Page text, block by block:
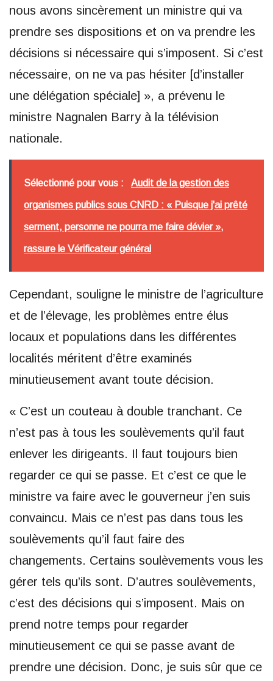
nous avons sincèrement un ministre qui va
prendre ses dispositions et on va prendre les
décisions si nécessaire qui s’imposent. Si c’est
nécessaire, on ne va pas hésiter [d’installer
une délégation spéciale] », a prévenu le
ministre Nagnalen Barry à la télévision
nationale.
Sélectionné pour vous : Audit de la gestion des
organismes publics sous CNRD : « Puisque j'ai prêté
serment, personne ne pourra me faire dévier »,
rassure le Vérificateur général
Cependant, souligne le ministre de l’agriculture
et de l’élevage, les problèmes entre élus
locaux et populations dans les différentes
localités méritent d’être examinés
minutieusement avant toute décision.
« C’est un couteau à double tranchant. Ce
n’est pas à tous les soulèvements qu’il faut
enlever les dirigeants. Il faut toujours bien
regarder ce qui se passe. Et c’est ce que le
ministre va faire avec le gouverneur j’en suis
convaincu. Mais ce n’est pas dans tous les
soulèvements qu’il faut faire des
changements. Certains soulèvements vous les
gérer tels qu’ils sont. D’autres soulèvements,
c’est des décisions qui s’imposent. Mais on
prend notre temps pour regarder
minutieusement ce qui se passe avant de
prendre une décision. Donc, je suis sûr que ce